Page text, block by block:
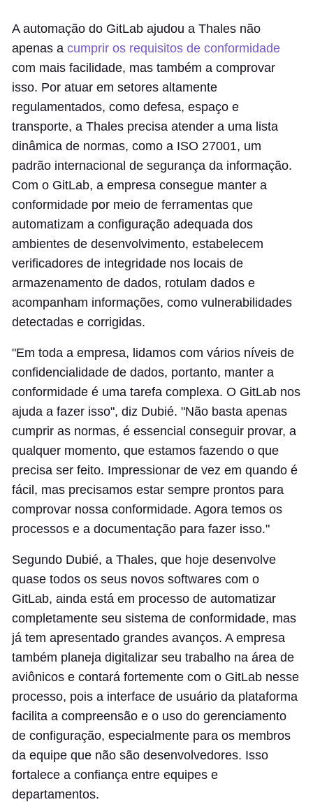
A automação do GitLab ajudou a Thales não
apenas a cumprir os requisitos de conformidade
com mais facilidade, mas também a comprovar
isso. Por atuar em setores altamente
regulamentados, como defesa, espaço e
transporte, a Thales precisa atender a uma lista
dinâmica de normas, como a ISO 27001, um
padrão internacional de segurança da informação.
Com o GitLab, a empresa consegue manter a
conformidade por meio de ferramentas que
automatizam a configuração adequada dos
ambientes de desenvolvimento, estabelecem
verificadores de integridade nos locais de
armazenamento de dados, rotulam dados e
acompanham informações, como vulnerabilidades
detectadas e corrigidas.
"Em toda a empresa, lidamos com vários níveis de
confidencialidade de dados, portanto, manter a
conformidade é uma tarefa complexa. O GitLab nos
ajuda a fazer isso", diz Dubié. "Não basta apenas
cumprir as normas, é essencial conseguir provar, a
qualquer momento, que estamos fazendo o que
precisa ser feito. Impressionar de vez em quando é
fácil, mas precisamos estar sempre prontos para
comprovar nossa conformidade. Agora temos os
processos e a documentação para fazer isso."
Segundo Dubié, a Thales, que hoje desenvolve
quase todos os seus novos softwares com o
GitLab, ainda está em processo de automatizar
completamente seu sistema de conformidade, mas
já tem apresentado grandes avanços. A empresa
também planeja digitalizar seu trabalho na área de
aviônicos e contará fortemente com o GitLab nesse
processo, pois a interface de usuário da plataforma
facilita a compreensão e o uso do gerenciamento
de configuração, especialmente para os membros
da equipe que não são desenvolvedores. Isso
fortalece a confiança entre equipes e
departamentos.